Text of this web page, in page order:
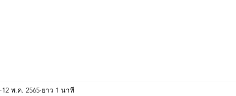
12 พ.ค. 2565 ยาว 1 นาที